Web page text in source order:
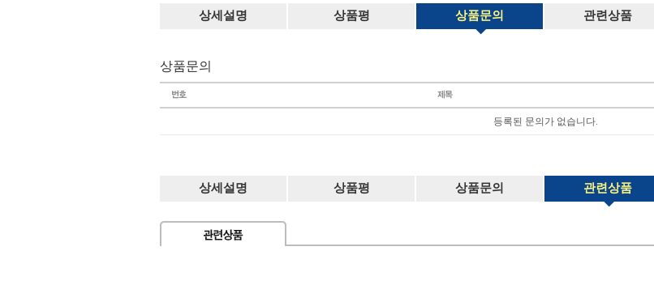
상세설명 상품평 상품문의 관련상품
상품문의
등록된 문의가 없습니다.
상세설명 상품평 상품문의 관련상품